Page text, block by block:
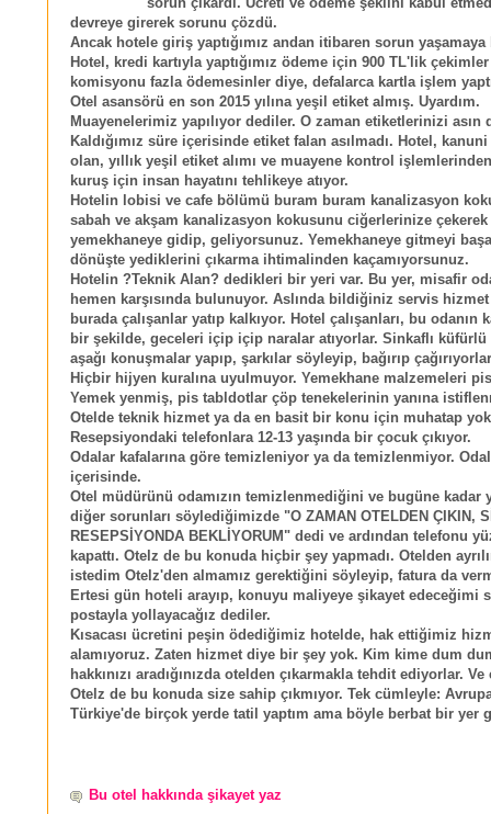
devreye girerek sorunu çözdü.
Ancak hotele giriş yaptığımız andan itibaren sorun yaşamaya
Hotel, kredi kartıyla yaptığımız ödeme için 900 TL'lik çekimler
komisyonu fazla ödemesinler diye, defalarca kartla işlem
Otel asansörü en son 2015 yılına yeşil etiket almış. Uyardım.
Muayenelerimiz yapılıyor dediler. O zaman etiketlerinizi asın
Kaldığımız süre içerisinde etiket falan asılmadı. Hotel,
olan, yıllık yeşil etiket alımı ve muayene kontrol
kuruş için insan hayatını tehlikeye atıyor.
Hotelin lobisi ve cafe bölümü buram buram kanalizasyon
sabah ve akşam kanalizasyon kokusunu ciğerlerinize çekerek
yemekhaneye gidip, geliyorsunuz. Yemekhaneye gitmeyi
dönüşte yediklerini çıkarma ihtimalinden kaçamıyorsunuz.
Hotelin ?Teknik Alan? dedikleri bir yeri var. Bu yer, misafir
hemen karşısında bulunuyor. Aslında bildiğiniz servis hizmet
burada çalışanlar yatıp kalkıyor. Hotel çalışanları, bu odanın
bir şekilde, geceleri içip içip naralar atıyorlar. Sinkaflı küfürlü
aşağı konuşmalar yapıp, şarkılar söyleyip, bağırıp
Hiçbir hijyen kuralına uyulmuyor. Yemekhane malzemeleri
Yemek yenmiş, pis tabldotlar çöp tenekelerinin yanına
Otelde teknik hizmet ya da en basit bir konu için muhatap
Resepsiyondaki telefonlara 12-13 yaşında bir çocuk çıkıyor.
Odalar kafalarına göre temizleniyor ya da temizlenmiyor.
içerisinde.
Otel müdürünü odamızın temizlenmediğini ve bugüne kadar
diğer sorunları söylediğimizde "O ZAMAN OTELDEN ÇIKIN,
RESEPSİYONDA BEKLİYORUM" dedi ve ardından telefonu
kapattı. Otelz de bu konuda hiçbir şey yapmadı. Otelden
istedim Otelz'den almamız gerektiğini söyleyip, fatura da
Ertesi gün hoteli arayıp, konuyu maliyeye şikayet edeceğimi
postayla yollayacağız dediler.
Kısacası ücretini peşin ödediğimiz hotelde, hak ettiğimiz
alamıyoruz. Zaten hizmet diye bir şey yok. Kim kime dum
hakkınızı aradığınızda otelden çıkarmakla tehdit ediyorlar.
Otelz de bu konuda size sahip çıkmıyor. Tek cümleyle:
Türkiye'de birçok yerde tatil yaptım ama böyle berbat bir yer
Bu otel hakkında şikayet yaz